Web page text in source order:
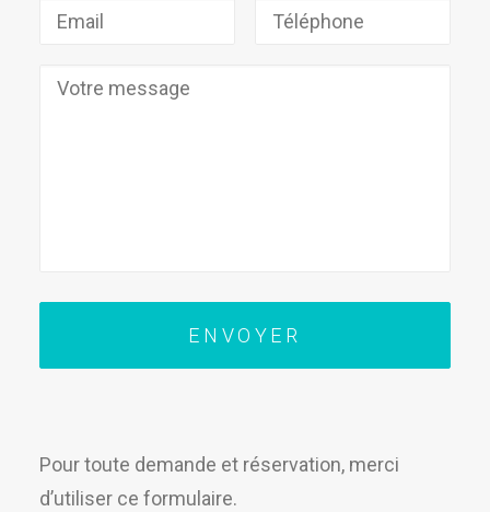
Pour toute demande et réservation, merci
d’utiliser ce formulaire.